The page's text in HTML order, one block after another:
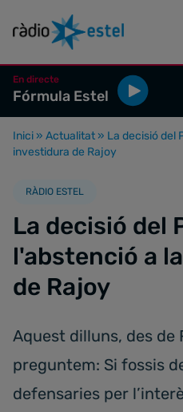
En directe
Fórmula Estel
Inici » Actualitat » La decisió del
investidura de Rajoy
RÀDIO ESTEL
La decisió del
l'abstenció a
de Rajoy
Aquest dilluns, des de
preguntem: Si fossis
defensaries per